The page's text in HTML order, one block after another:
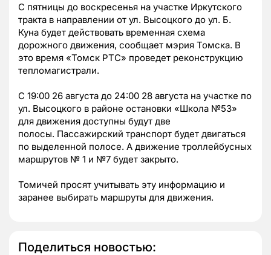
С пятницы до воскресенья на участке Иркутского
тракта в направлении от ул. Высоцкого до ул. Б.
Куна будет действовать временная схема
дорожного движения, сообщает мэрия Томска. В
это время «Томск РТС» проведет реконструкцию
тепломагистрали.
С 19:00 26 августа до 24:00 28 августа на участке по
ул. Высоцкого в районе остановки «Школа №53»
для движения доступны будут две
полосы. Пассажирский транспорт будет двигаться
по выделенной полосе. А движение троллейбусных
маршрутов № 1 и №7 будет закрыто.
Томичей просят учитывать эту информацию и
заранее выбирать маршруты для движения.
Поделиться новостью: